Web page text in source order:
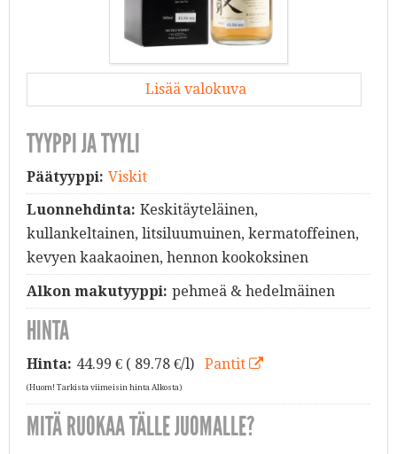
Lisää valokuva
TYYPPI JA TYYLI
Päätyyppi: Viskit
Luonnehdinta: Keskitäyteläinen,
kullankeltainen, litsiluumuinen, kermatoffeinen,
kevyen kaakaoinen, hennon kookoksinen
Alkon makutyyppi: pehmeä & hedelmäinen
HINTA
Hinta: 44.99 € ( 89.78 €/l) Pantit
(Huom! Tarkista viimeisin hinta Alkosta)
MITÄ RUOKAA TÄLLE JUOMALLE?